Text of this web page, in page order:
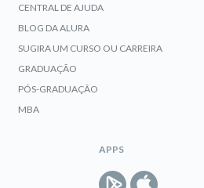
CENTRAL DE AJUDA
BLOG DA ALURA
SUGIRA UM CURSO OU CARREIRA
GRADUAÇÃO
PÓS-GRADUAÇÃO
MBA
APPS